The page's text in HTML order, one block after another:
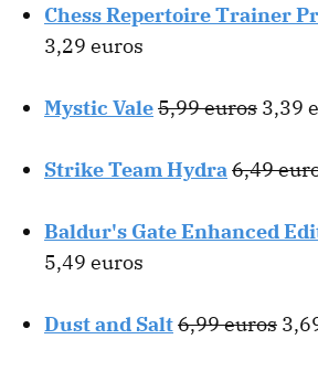
Chess Repertoire Trainer
3,29 euros
Mystic Vale5,99 euros 3,39
Strike Team Hydra6,49
Baldur's Gate Enhanced
5,49 euros
Dust and Salt6,99 euros